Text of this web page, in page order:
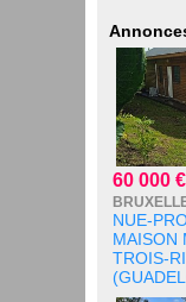
60 000 €
NUE-
MAISON
TROIS-